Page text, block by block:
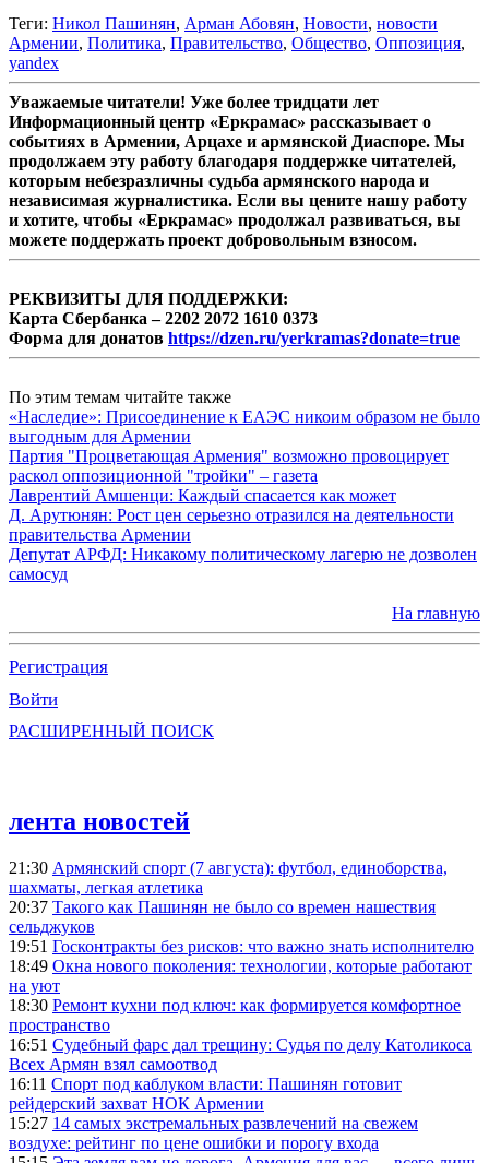
Теги: Никол Пашинян, Арман Абовян, Новости, новости
Армении, Политика, Правительство, Общество, Оппозиция,
yandex
Уважаемые читатели! Уже более тридцати лет
Информационный центр «Еркрамас» рассказывает о
событиях в Армении, Арцахе и армянской Диаспоре. Мы
продолжаем эту работу благодаря поддержке читателей,
которым небезразличны судьба армянского народа и
независимая журналистика. Если вы цените нашу работу
и хотите, чтобы «Еркрамас» продолжал развиваться, вы
можете поддержать проект добровольным взносом.
РЕКВИЗИТЫ ДЛЯ ПОДДЕРЖКИ:
Карта Сбербанка – 2202 2072 1610 0373
Форма для донатов https://dzen.ru/yerkramas?donate=true
По этим темам читайте также
«Наследие»: Присоединение к ЕАЭС никоим образом не было
выгодным для Армении
Партия "Процветающая Армения" возможно провоцирует
раскол оппозиционной "тройки" – газета
Лаврентий Амшенци: Каждый спасается как может
Д. Арутюнян: Рост цен серьезно отразился на деятельности
правительства Армении
Депутат АРФД: Никакому политическому лагерю не дозволен
самосуд
На главную
Регистрация
Войти
РАСШИРЕННЫЙ ПОИСК
лента новостей
21:30 Армянский спорт (7 августа): футбол, единоборства,
шахматы, легкая атлетика
20:37 Такого как Пашинян не было со времен нашествия
сельджуков
19:51 Госконтракты без рисков: что важно знать исполнителю
18:49 Окна нового поколения: технологии, которые работают
на уют
18:30 Ремонт кухни под ключ: как формируется комфортное
пространство
16:51 Судебный фарс дал трещину: Судья по делу Католикоса
Всех Армян взял самоотвод
16:11 Спорт под каблуком власти: Пашинян готовит
рейдерский захват НОК Армении
15:27 14 самых экстремальных развлечений на свежем
воздухе: рейтинг по цене ошибки и порогу входа